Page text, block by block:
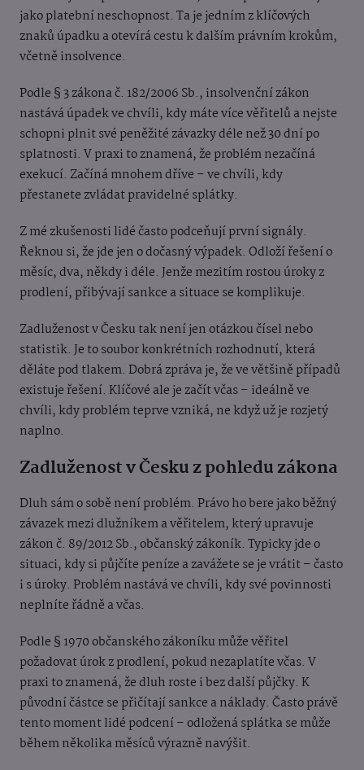
jako platební neschopnost. Ta je jedním z klíčových
znaků úpadku a otevírá cestu k dalším právním krokům,
včetně insolvence.
Podle § 3 zákona č. 182/2006 Sb., insolvenční zákon
nastává úpadek ve chvíli, kdy máte více věřitelů a nejste
schopni plnit své peněžité závazky déle než 30 dní po
splatnosti. V praxi to znamená, že problém nezačíná
exekucí. Začíná mnohem dříve – ve chvíli, kdy
přestanete zvládat pravidelné splátky.
Z mé zkušenosti lidé často podceňují první signály.
Řeknou si, že jde jen o dočasný výpadek. Odloží řešení o
měsíc, dva, někdy i déle. Jenže mezitím rostou úroky z
prodlení, přibývají sankce a situace se komplikuje.
Zadluženost v Česku tak není jen otázkou čísel nebo
statistik. Je to soubor konkrétních rozhodnutí, která
děláte pod tlakem. Dobrá zpráva je, že ve většině případů
existuje řešení. Klíčové ale je začít včas – ideálně ve
chvíli, kdy problém teprve vzniká, ne když už je rozjetý
naplno.
Zadluženost v Česku z pohledu zákona
Dluh sám o sobě není problém. Právo ho bere jako běžný
závazek mezi dlužníkem a věřitelem, který upravuje
zákon č. 89/2012 Sb., občanský zákoník. Typicky jde o
situaci, kdy si půjčíte peníze a zavážete se je vrátit – často
i s úroky. Problém nastává ve chvíli, kdy své povinnosti
neplníte řádně a včas.
Podle § 1970 občanského zákoníku může věřitel
požadovat úrok z prodlení, pokud nezaplatíte včas. V
praxi to znamená, že dluh roste i bez další půjčky. K
původní částce se přičítají sankce a náklady. Často právě
tento moment lidé podcení – odložená splátka se může
během několika měsíců výrazně navýšit.